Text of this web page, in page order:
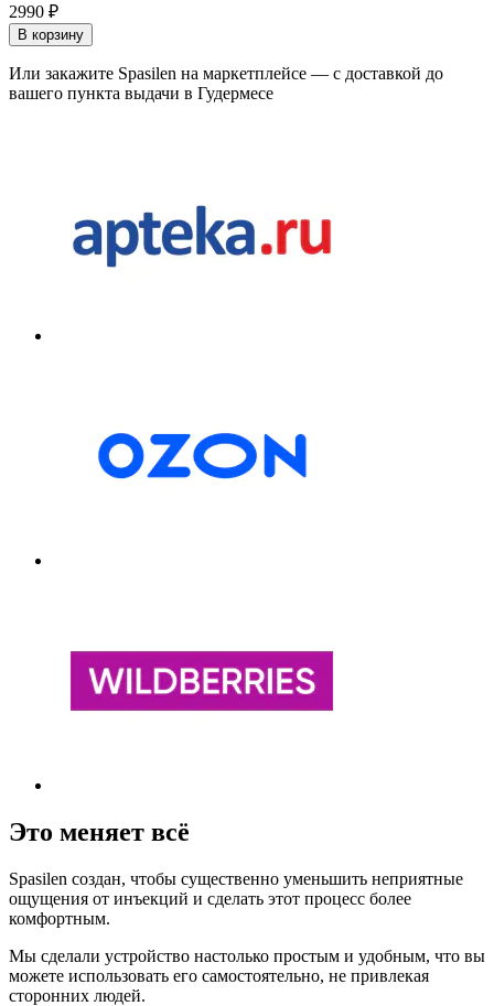
2990 ₽
В корзину
Или закажите Spasilen на маркетплейсе — с доставкой до
вашего пункта выдачи в Гудермесе
Это меняет всё
Spasilen создан, чтобы существенно уменьшить неприятные
ощущения от инъекций и сделать этот процесс более
комфортным.
Мы сделали устройство настолько простым и удобным, что вы
можете использовать его самостоятельно, не привлекая
сторонних людей.